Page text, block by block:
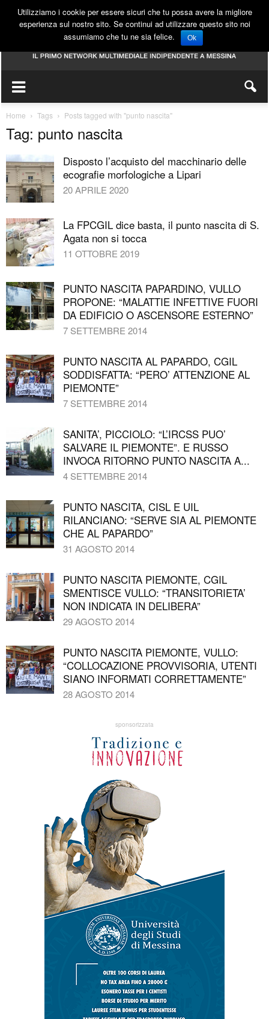
Home Tags Posts tagged with "punto nascita"
Tag: punto nascita
Disposto l’acquisto del macchinario delle
ecografie morfologiche a Lipari
20 APRILE 2020
La FPCGIL dice basta, il punto nascita di S.
Agata non si tocca
11 OTTOBRE 2019
PUNTO NASCITA PAPARDINO, VULLO
PROPONE: “MALATTIE INFETTIVE FUORI
DA EDIFICIO O ASCENSORE ESTERNO”
7 SETTEMBRE 2014
PUNTO NASCITA AL PAPARDO, CGIL
SODDISFATTA: “PERO’ ATTENZIONE AL
PIEMONTE”
7 SETTEMBRE 2014
SANITA’, PICCIOLO: “L’IRCSS PUO’
SALVARE IL PIEMONTE”. E RUSSO
INVOCA RITORNO PUNTO NASCITA A...
4 SETTEMBRE 2014
PUNTO NASCITA, CISL E UIL
RILANCIANO: “SERVE SIA AL PIEMONTE
CHE AL PAPARDO”
31 AGOSTO 2014
PUNTO NASCITA PIEMONTE, CGIL
SMENTISCE VULLO: “TRANSITORIETA’
NON INDICATA IN DELIBERA”
29 AGOSTO 2014
PUNTO NASCITA PIEMONTE, VULLO:
“COLLOCAZIONE PROVVISORIA, UTENTI
SIANO INFORMATI CORRETTAMENTE”
28 AGOSTO 2014
sponsorizzata
Utilizziamo i cookie per essere sicuri che tu possa avere la migliore
esperienza sul nostro sito. Se continui ad utilizzare questo sito noi
assumiamo che tu ne sia felice.
Ok